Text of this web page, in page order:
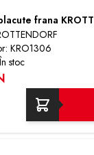
frana
KRO1306
stoc